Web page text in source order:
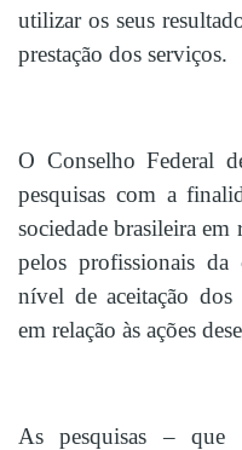
utilizar os seus
prestação dos serviços.
O Conselho Federal
pesquisas com a
sociedade brasileira em
pelos profissionais
nível de aceitação
em relação às ações
As pesquisas – que